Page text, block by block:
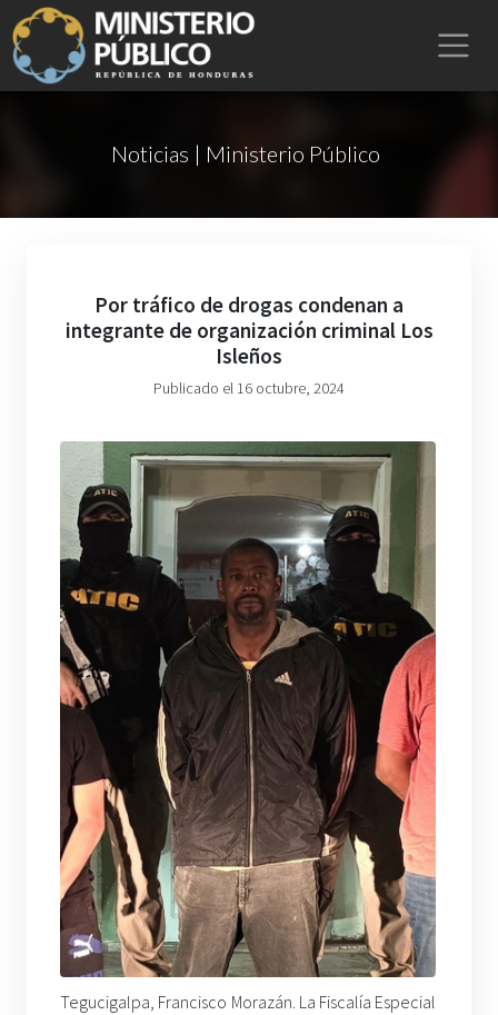
Noticias | Ministerio Público
Por tráfico de drogas condenan a
integrante de organización criminal Los
Isleños
Publicado el 16 octubre, 2024
Tegucigalpa, Francisco Morazán. La Fiscalía Especial